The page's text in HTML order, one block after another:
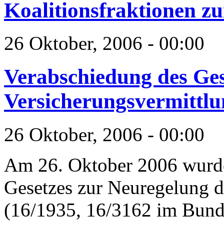
Koalitionsfraktionen
26 Oktober, 2006 - 00:00
Verabschiedung des
26 Oktober, 2006 - 00:00
Am 26. Oktober 2006
Gesetzes zur Neuregelung
(16/1935, 16/3162 im